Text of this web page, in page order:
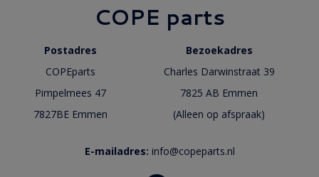
COPE parts
Postadres
Bezoekadres
COPEparts
Charles Darwinstraat 39
Pimpelmees 47
7825 AB Emmen
7827BE Emmen
(Alleen op afspraak)
E-mailadres: info@copeparts.nl